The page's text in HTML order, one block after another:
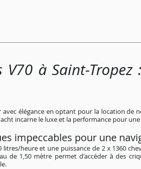
à Saint-Tropez
élégance en optant pour la location de
incarne le luxe et la performance pour
impeccables pour une
heure et une puissance de 2 x 1360
de 1,50 mètre permet d'accéder à des